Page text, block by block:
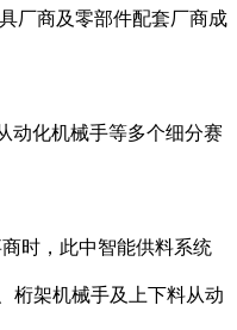
厂商及零部件配套厂商成
动化机械手等多个细分赛
时，此中智能供料系统
桁架机械手及上下料从动